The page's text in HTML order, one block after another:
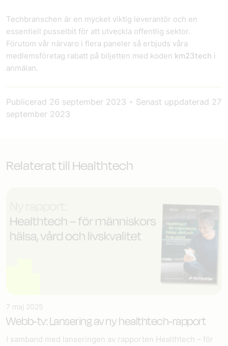
Techbranschen är en mycket viktig leverantör och en
essentiell pusselbit för att utveckla offentlig sektor.
Förutom vår närvaro i flera paneler så erbjuds våra
medlemsföretag rabatt på biljetten med koden km23tech i
anmälan.
Publicerad 26 september 2023 • Senast uppdaterad 27
september 2023
Relaterat till Healthtech
7 maj 2025
Webb-tv: Lansering av ny healthtech-rapport
I samband med lanseringen av rapporten Healthtech – för